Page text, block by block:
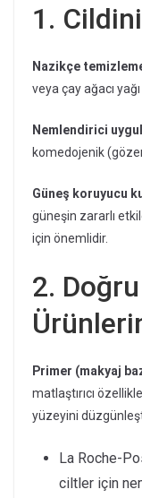
1.
Nazikçe
veya çay ağacı
Nemlendirici
komedojenik
Güneş koruyucu
güneşin zararlı
için önemlidir.
2.
Primer (makyaj
matlaştırıcı
yüzeyini
La Roche-
ciltler için